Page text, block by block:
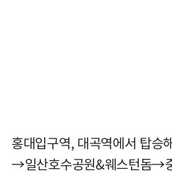
홍대입구역, 대곡역에서 탑승
→일산호수공원&웨스턴돔→